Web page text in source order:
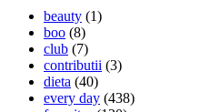
beauty (1)
boo (8)
club (7)
contributii (3)
dieta (40)
every day (438)